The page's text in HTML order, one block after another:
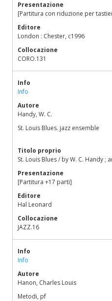
Presentazione
[Partitura con riduzione per
Editore
London : Chester, c1996
Collocazione
CORO.131
Info
Info
Autore
Handy, W. C.
St. Louis Blues. jazz ensemble
Titolo proprio
St. Louis Blues / by W. C. Handy ;
Presentazione
[Partitura +17 parti]
Editore
Hal Leonard
Collocazione
JAZZ.16
Info
Info
Autore
Hanon, Charles Louis
Metodi, pf